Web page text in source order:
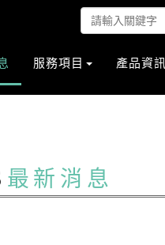
服務項目 產品資訊
最新消息